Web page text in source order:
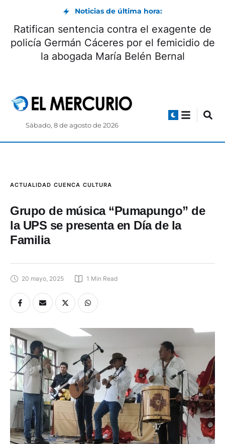
Noticias de última hora:
Internacional de la Cerveza: beneficios y
origen
Sábado, 8 de agosto de 2026
la UPS se presenta en Día de la
Familia
20 mayo, 2025 1 Min Read